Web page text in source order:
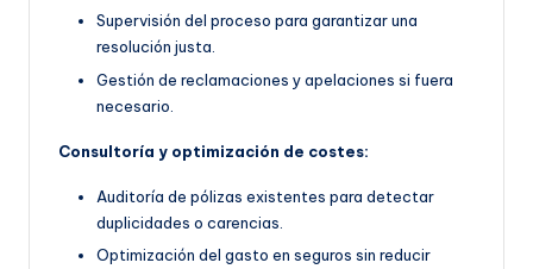
Supervisión del proceso para garantizar una
resolución justa.
Gestión de reclamaciones y apelaciones si fuera
necesario.
Consultoría y optimización de costes:
Auditoría de pólizas existentes para detectar
duplicidades o carencias.
Optimización del gasto en seguros sin reducir